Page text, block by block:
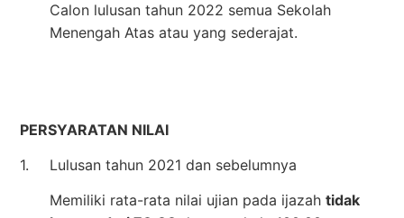
Calon lulusan tahun 2022 semua Sekolah
Menengah Atas atau yang sederajat.
PERSYARATAN NILAI
1.
Lulusan tahun 2021 dan sebelumnya
Memiliki rata-rata nilai ujian pada ijazah tidak